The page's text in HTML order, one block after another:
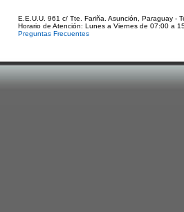
E.E.U.U. 961 c/ Tte. Fariña. Asunción, Paraguay -
Horario de Atención: Lunes a Viernes de 07:00 a
Preguntas Frecuentes